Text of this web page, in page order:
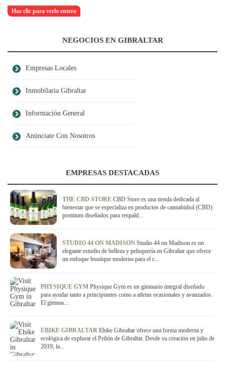
Haz clic para verlo entero
NEGOCIOS EN GIBRALTAR
Empresas Locales
Inmobilaria Gibraltar
Información General
Anúnciate Con Nosotros
EMPRESAS DESTACADAS
THE CBD STORE CBD Store es una tienda dedicada al
bienestar que se especializa en productos de cannabidiol (CBD)
premium diseñados para respald...
STUDIO 44 ON MADISON Studio 44 on Madison es un
elegante estudio de belleza y peluquería en Gibraltar que ofrece
un enfoque boutique moderno para el c...
PHYSIQUE GYM Physique Gym es un gimnasio integral diseñado
para ayudar tanto a principiantes como a atletas ocasionales y avanzados.
El gimnas...
EBIKE GIBRALTAR Ebike Gibraltar ofrece una forma moderna y
ecológica de explorar el Peñón de Gibraltar. Desde su creación en julio de
2019, la...